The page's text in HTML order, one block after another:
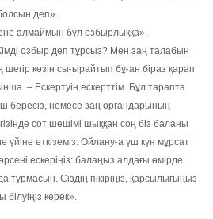
деп».
алмаймын бұл озбырлыққа».
озбыр деп тұрсыз? Мен заң талабын
шегір көзін сығырайтып бұған біраз қарап
– Ескертуін ескерттім. Бұл тарапта
бересіз, немесе заң органдарының
сот шешімі шыққан соң біз баланы
үйіне өткіземіз. Ойлануға үш күн мұрсат
ескеріңіз: балаңыз алдағы өмірде
Сіздің пікіріңіз, қарсылығыңыз
керек».